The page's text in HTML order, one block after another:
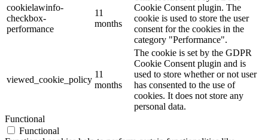
cookielawinfo-
checkbox-
performance
11
months
Cookie Consent plugin. The
cookie is used to store the user
consent for the cookies in the
category "Performance".
viewed_cookie_policy
11
months
The cookie is set by the GDPR
Cookie Consent plugin and is
used to store whether or not user
has consented to the use of
cookies. It does not store any
personal data.
Functional
Functional